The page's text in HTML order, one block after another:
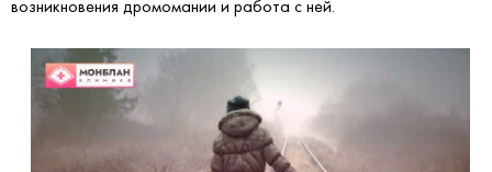
возникновения дромомании и работа с ней.